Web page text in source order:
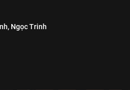
Ngọc Trinh